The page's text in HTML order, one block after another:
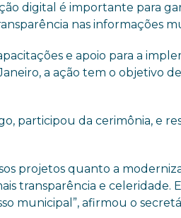
digital é importante para
nas informações
e apoio para a
a ação tem o objetivo
participou da cerimônia, e
projetos quanto a
transparência e celeridade.
municipal”, afirmou o